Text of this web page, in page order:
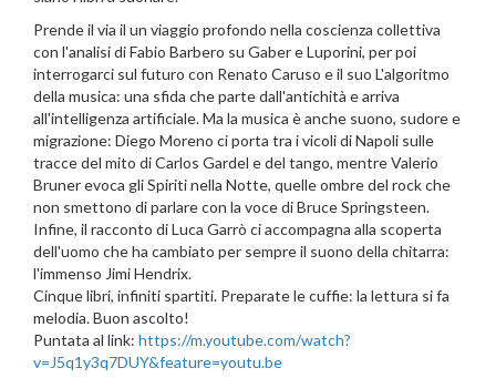
Prende il via il un viaggio profondo nella coscienza collettiva
con l'analisi di Fabio Barbero su Gaber e Luporini, per poi
interrogarci sul futuro con Renato Caruso e il suo L'algoritmo
della musica: una sfida che parte dall'antichità e arriva
all'intelligenza artificiale. Ma la musica è anche suono, sudore e
migrazione: Diego Moreno ci porta tra i vicoli di Napoli sulle
tracce del mito di Carlos Gardel e del tango, mentre Valerio
Bruner evoca gli Spiriti nella Notte, quelle ombre del rock che
non smettono di parlare con la voce di Bruce Springsteen.
Infine, il racconto di Luca Garrò ci accompagna alla scoperta
dell'uomo che ha cambiato per sempre il suono della chitarra:
l'immenso Jimi Hendrix.
Cinque libri, infiniti spartiti. Preparate le cuffie: la lettura si fa
melodia. Buon ascolto!
Puntata al link: https://m.youtube.com/watch?
v=J5q1y3q7DUY&feature=youtu.be